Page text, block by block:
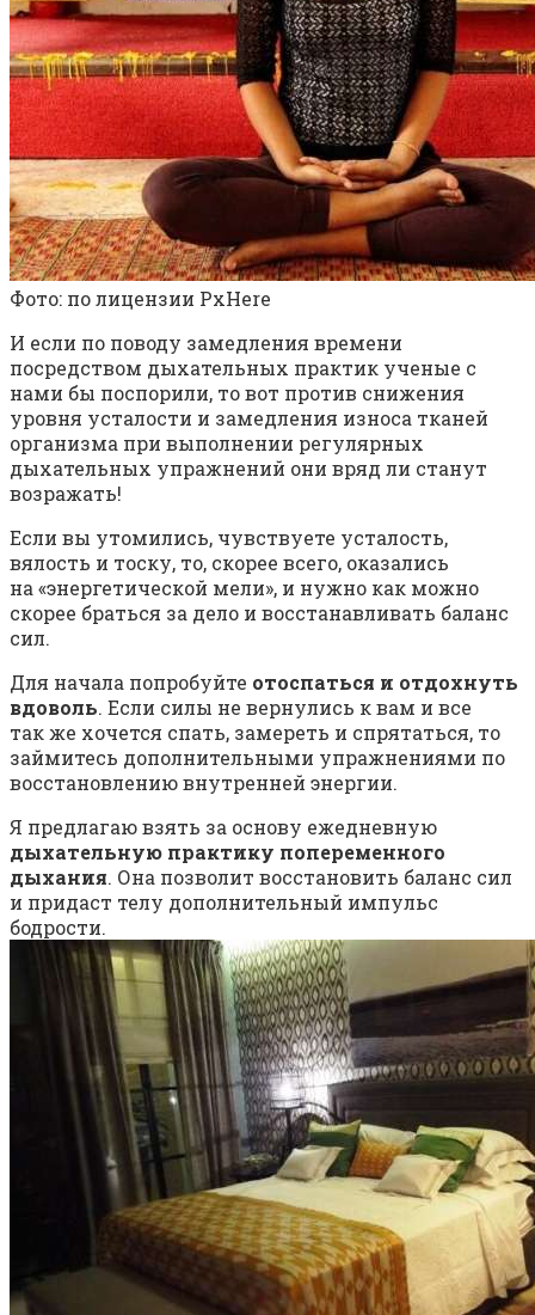
Фото: по лицензии PxHere
И если по поводу замедления времени
посредством дыхательных практик ученые с
нами бы поспорили, то вот против снижения
уровня усталости и замедления износа тканей
организма при выполнении регулярных
дыхательных упражнений они вряд ли станут
возражать!
Если вы утомились, чувствуете усталость,
вялость и тоску, то, скорее всего, оказались
на «энергетической мели», и нужно как можно
скорее браться за дело и восстанавливать баланс
сил.
Для начала попробуйте отоспаться и отдохнуть
вдоволь. Если силы не вернулись к вам и все
так же хочется спать, замереть и спрятаться, то
займитесь дополнительными упражнениями по
восстановлению внутренней энергии.
Я предлагаю взять за основу ежедневную
дыхательную практику попеременного
дыхания. Она позволит восстановить баланс сил
и придаст телу дополнительный импульс
бодрости.